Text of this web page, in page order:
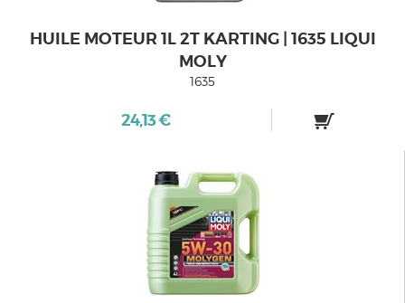
HUILE MOTEUR 1L 2T KARTING | 1635 LIQUI
MOLY
1635
24,13 €